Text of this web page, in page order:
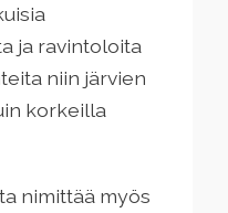
ja ravintoloita
niin järvien
korkeilla
nimittää myös